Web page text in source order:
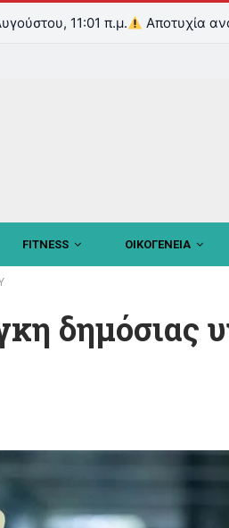
11:01 π.μ. Αποτυχία
FITNESS ΟΙΚΟΓΕΝΕΙΑ
δημόσιας